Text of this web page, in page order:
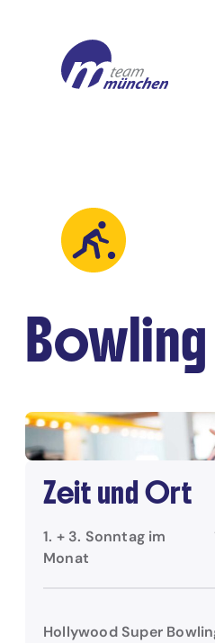
Bowling
Zeit und Ort
1. + 3. Sonntag im
Monat
Hollywood Super